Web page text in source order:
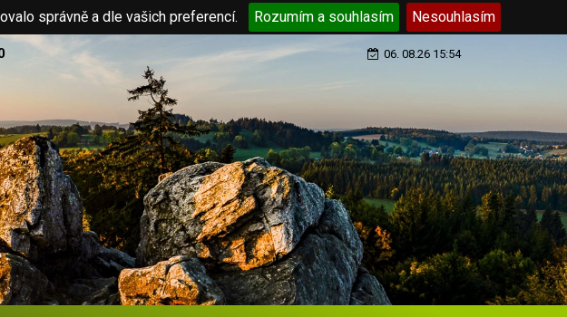
správně a dle vašich preferencí. Rozumím a souhlasím Nesouhlasím
06. 08.26 15:54